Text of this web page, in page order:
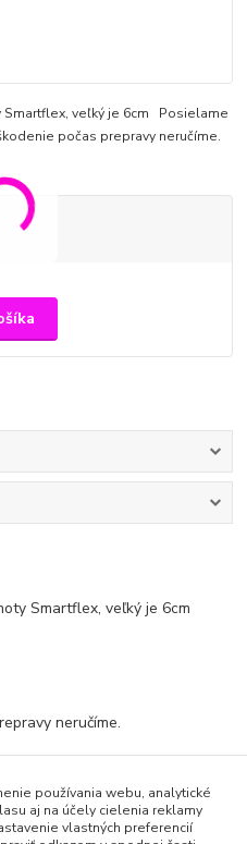
Smartflex, veľký je 6cm Posielame
počas prepravy neručíme.
Smartflex, veľký je 6cm
neručíme.
používania webu, analytické
aj na účely cielenia reklamy
vlastných preferencií